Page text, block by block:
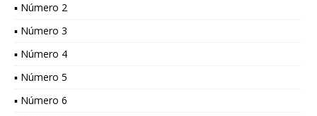
▪ Número 2
▪ Número 3
▪ Número 4
▪ Número 5
▪ Número 6